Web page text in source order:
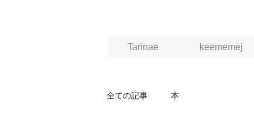
Tarinae keememej
全ての記事 本